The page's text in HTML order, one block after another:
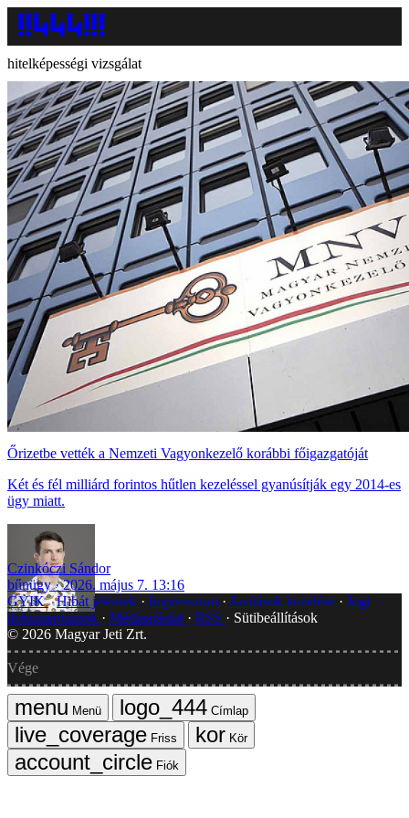
hitelképességi vizsgálat
Őrizetbe vették a Nemzeti Vagyonkezelő korábbi főigazgatóját
Két és fél milliárd forintos hűtlen kezeléssel gyanúsítják egy 2014-es
ügy miatt.
Czinkóczi Sándor
bűnügy
2026. május 7. 13:16
GYIK Hibát jelentek Impresszum Javítások kezelése
Jogi
dokumentumok
Médiaajánlat RSS
Sütibeállítások
© 2026 Magyar Jeti Zrt.
Vége
Menü
Címlap
Friss
Kör
Fiók